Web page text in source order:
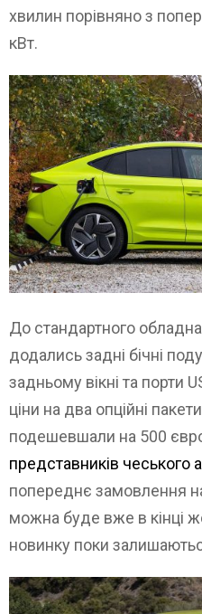
хвилин порівняно з
кВт.
До стандартного
додались задні бічні
задньому вікні та порти
ціни на два опційні
подешевшали на 500
представників чеського
попереднє замовлення
можна буде вже в кінці
новинку поки